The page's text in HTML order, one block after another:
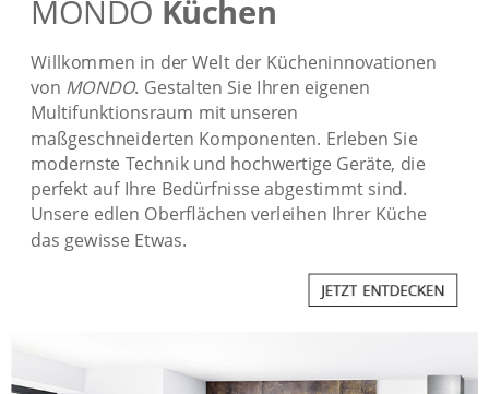
MONDO Küchen
Willkommen in der Welt der Kücheninnovationen
von MONDO. Gestalten Sie Ihren eigenen
Multifunktionsraum mit unseren
maßgeschneiderten Komponenten. Erleben Sie
modernste Technik und hochwertige Geräte, die
perfekt auf Ihre Bedürfnisse abgestimmt sind.
Unsere edlen Oberflächen verleihen Ihrer Küche
das gewisse Etwas.